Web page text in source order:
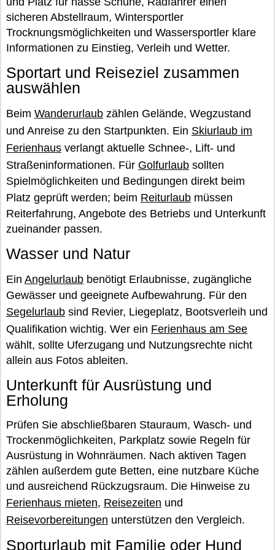
sicheren Abstellraum, Wintersportler
Trocknungsmöglichkeiten und Wassersportler klare
Informationen zu Einstieg, Verleih und Wetter.
Sportart und Reiseziel zusammen
auswählen
Beim Wanderurlaub zählen Gelände, Wegzustand
und Anreise zu den Startpunkten. Ein Skiurlaub im
Ferienhaus verlangt aktuelle Schnee-, Lift- und
Straßeninformationen. Für Golfurlaub sollten
Spielmöglichkeiten und Bedingungen direkt beim
Platz geprüft werden; beim Reiturlaub müssen
Reiterfahrung, Angebote des Betriebs und Unterkunft
zueinander passen.
Wasser und Natur
Ein Angelurlaub benötigt Erlaubnisse, zugängliche
Gewässer und geeignete Aufbewahrung. Für den
Segelurlaub sind Revier, Liegeplatz, Bootsverleih und
Qualifikation wichtig. Wer ein Ferienhaus am See
wählt, sollte Uferzugang und Nutzungsrechte nicht
allein aus Fotos ableiten.
Unterkunft für Ausrüstung und
Erholung
Prüfen Sie abschließbaren Stauraum, Wasch- und
Trockenmöglichkeiten, Parkplatz sowie Regeln für
Ausrüstung in Wohnräumen. Nach aktiven Tagen
zählen außerdem gute Betten, eine nutzbare Küche
und ausreichend Rückzugsraum. Die Hinweise zu
Ferienhaus mieten, Reisezeiten und
Reisevorbereitungen unterstützen den Vergleich.
Sporturlaub mit Familie oder Hund